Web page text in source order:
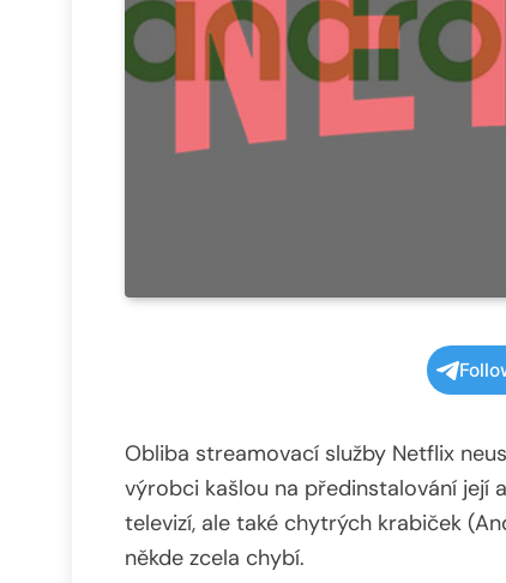
Obliba streamovací služby Netflix
výrobci kašlou na předinstalování její
televizí, ale také chytrých krabiček
někde zcela chybí.